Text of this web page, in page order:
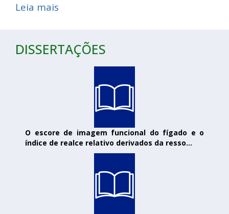
Leia mais
DISSERTAÇÕES
O escore de imagem funcional do fígado e o
índice de realce relativo derivados da resso...